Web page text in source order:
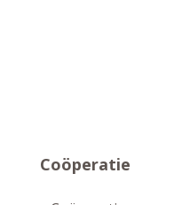
Coöperatie